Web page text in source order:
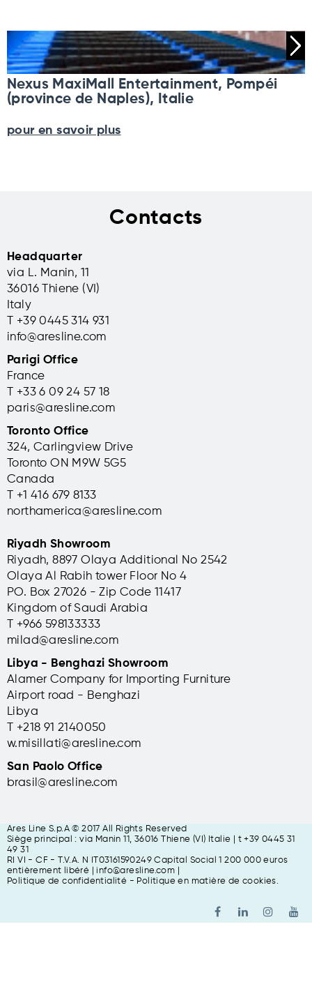
Nexus MaxiMall Entertainment, Pompéi
(province de Naples), Italie
pour en savoir plus
Contacts
Headquarter
via L. Manin, 11
36016 Thiene (VI)
Italy
T +39 0445 314 931
info@aresline.com
Parigi Office
France
T +33 6 09 24 57 18
paris@aresline.com
Toronto Office
324, Carlingview Drive
Toronto ON M9W 5G5
Canada
T +1 416 679 8133
northamerica@aresline.com
Riyadh Showroom
Riyadh, 8897 Olaya Additional No 2542
Olaya Al Rabih tower Floor No 4
PO. Box 27026 - Zip Code 11417
Kingdom of Saudi Arabia
T +966 598133333
milad@aresline.com
Libya - Benghazi Showroom
Alamer Company for Importing Furniture
Airport road - Benghazi
Libya
T +218 91 2140050
w.misillati@aresline.com
San Paolo Office
brasil@aresline.com
Ares Line S.p.A © 2017 All Rights Reserved
Siège principal : via Manin 11, 36016 Thiene (VI) Italie | t +39 0445 31
49 31
RI VI - CF - T.V.A. N IT03161590249 Capital Social 1 200 000 euros
entièrement libéré | info@aresline.com |
Politique de confidentialité - Politique en matière de cookies.